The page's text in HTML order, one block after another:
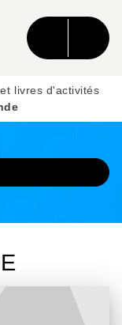
livres d'activités